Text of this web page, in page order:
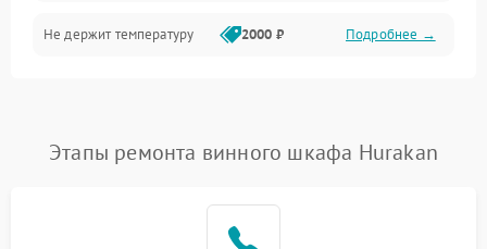
Не держит температуру 2000 ₽ Подробнее →
Этапы ремонта винного шкафа Hurakan